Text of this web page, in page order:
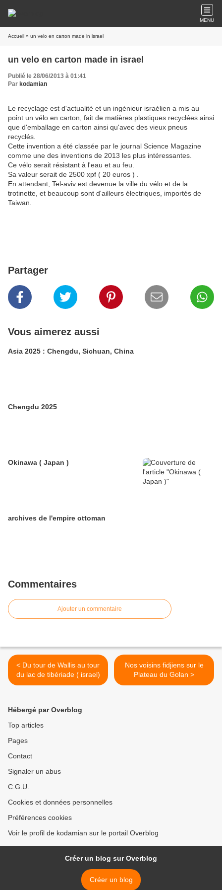
MENU
Accueil » un velo en carton made in israel
un velo en carton made in israel
Publié le 28/06/2013 à 01:41
Par kodamian
Le recyclage est d'actualité et un ingénieur israélien a mis au
point un vélo en carton, fait de matières plastiques recyclées ainsi
que d'emballage en carton ainsi qu'avec des vieux pneus
recyclés.
Cette invention a été classée par le journal Science Magazine
comme une des inventions de 2013 les plus intéressantes.
Ce vélo serait résistant à l'eau et au feu.
Sa valeur serait de 2500 xpf ( 20 euros ) .
En attendant, Tel-aviv est devenue la ville du vélo et de la
trotinette, et beaucoup sont d'ailleurs électriques, importés de
Taiwan.
Partager
Vous aimerez aussi
Asia 2025 : Chengdu, Sichuan, China
Chengdu 2025
Okinawa ( Japan )
archives de l'empire ottoman
Commentaires
Ajouter un commentaire
< Du tour de Wallis au tour
du lac de tibériade ( israel)
Nos voisins fidjiens sur le
Plateau du Golan >
Hébergé par Overblog
Top articles
Pages
Contact
Signaler un abus
C.G.U.
Cookies et données personnelles
Préférences cookies
Voir le profil de kodamian sur le portail Overblog
Créer un blog sur Overblog
Créer un blog